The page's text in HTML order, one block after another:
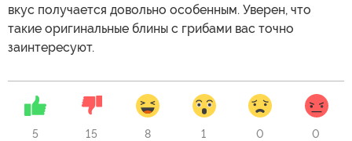
вкус получается довольно особенным. Уверен, что
такие оригинальные блины с грибами вас точно
заинтересуют.
5 15 8 1 0 0